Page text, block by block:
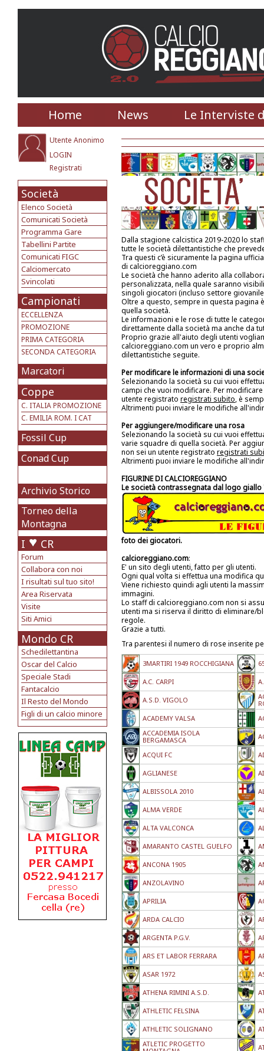
Home News Le Interviste
Utente Anonimo
LOGIN
Registrati
Società
Elenco Società
Comunicati Società
Programma Gare
Tabellini Partite
Comunicati FIGC
Calciomercato
Svincolati
Campionati
ECCELLENZA
PROMOZIONE
PRIMA CATEGORIA
SECONDA CATEGORIA
Marcatori
Coppe
C. ITALIA PROMOZIONE
C. EMILIA ROM. I CAT
Fossil Cup
Conad Cup
Archivio Storico
Torneo della
Montagna
I CR
Forum
Collabora con noi
I risultati sul tuo sito!
Area Riservata
Visite
Siti Amici
Mondo CR
Schedilettantina
Oscar del Calcio
Speciale Stadi
Fantacalcio
Il Resto del Mondo
Figli di un calcio minore
Dalla stagione calcistica 2019-2020 lo
tutte le società dilettantistiche che
Tra questi c’è sicuramente la pagina
di calcioreggiano.com
Le società che hanno aderito alla
personalizzata, nella quale saranno
singoli giocatori (incluso settore
Oltre a questo, sempre in questa pagina
quella società.
Le informazioni e le rose di tutte le
direttamente dalla società ma anche da
Proprio grazie all'aiuto degli utenti
calcioreggiano.com un vero e proprio
dilettantistiche seguite.
Per modificare le informazioni di una
Selezionando la società su cui vuoi
campi che vuoi modificare. Per
utente registrato registrati subito, è
Altrimenti puoi inviare le modifiche
Per aggiungere/modificare una rosa
Selezionando la società su cui vuoi
varie squadre di quella società. Per
non sei un utente registrato registrati
Altrimenti puoi inviare le modifiche
FIGURINE DI CALCIOREGGIANO
Le società contrassegnata dal logo
foto dei giocatori.
calcioreggiano.com:
E' un sito degli utenti, fatto per gli utenti.
Ogni qual volta si effettua una modifica
Viene richiesto quindi agli utenti la
immagini.
Lo staff di calcioreggiano.com non si
utenti ma si riserva il diritto di eliminare/
regole.
Grazie a tutti.
Tra parentesi il numero di rose inserite
3MARTIRI 1949 ROCCHIGIANA
A.C. CARPI
A.S.D. VIGOLO
ACADEMY VALSA
ACCADEMIA ISOLA
BERGAMASCA
ACQUI FC
AGLIANESE
ALBISSOLA 2010
ALMA VERDE
ALTA VALCONCA
AMARANTO CASTEL GUELFO
ANCONA 1905
ANZOLAVINO
APRILIA
ARDA CALCIO
ARGENTA P.G.V.
ARS ET LABOR FERRARA
ASAR 1972
ATHENA RIMINI A.S.D.
ATHLETIC FELSINA
ATHLETIC SOLIGNANO
ATLETIC PROGETTO